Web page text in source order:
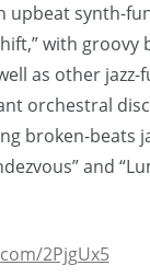
upbeat synth-
with
as other jazz-
orchestral
broken-
and
2PjgUx5